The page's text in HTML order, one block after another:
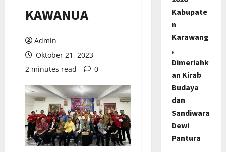
KAWANUA
Admin
Oktober 21, 2023
2 minutes read
0
Kabupate
n
Karawang
,
Dimeriahk
an Kirab
Budaya
dan
Sandiwara
Dewi
Pantura